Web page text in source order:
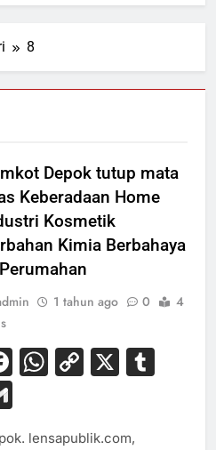
8
Depok tutup mata
Keberadaan Home
Kosmetik
Kimia Berbahaya
1 tahun ago 0
4
Facebook
WhatsApp
Copy
X
Gmail
lensapublik.com,